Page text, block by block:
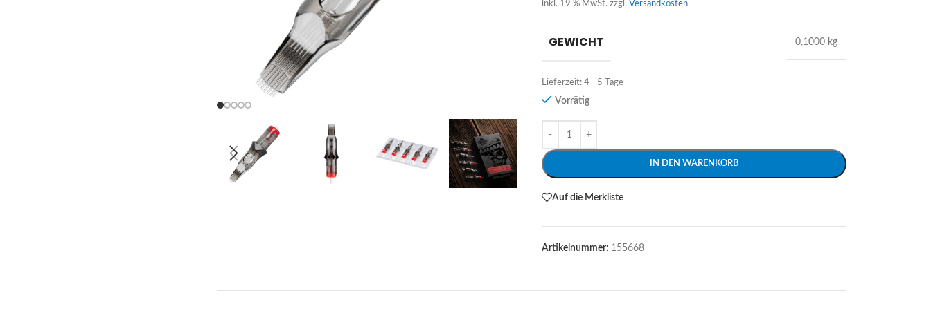
inkl. 19 % MwSt. zzgl.Versandkosten
GEWICHT 0,1000 kg
Lieferzeit:4 - 5 Tage
Vorrätig
IN DEN WARENKORB
Alternative:
Auf die Merkliste
Artikelnummer: 155668